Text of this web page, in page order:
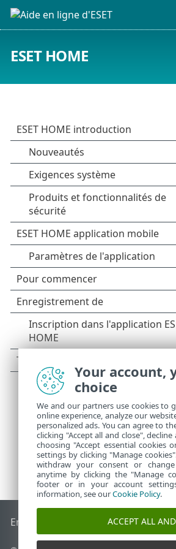
ESET HOME
End of Life Base de connaissances
Your account,
choice
We and our partners use cookies to
online experience, analyze our
personalized ads. You can agree to
clicking "Accept all and close",
choosing "Accept essential cookies
settings by clicking "Manage
withdraw your consent or
anytime by clicking the "Manage
footer or in your account
information, see ourCookie Policy.
ACCEPT ALL